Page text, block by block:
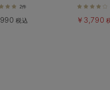
2件
税込 ￥3,790